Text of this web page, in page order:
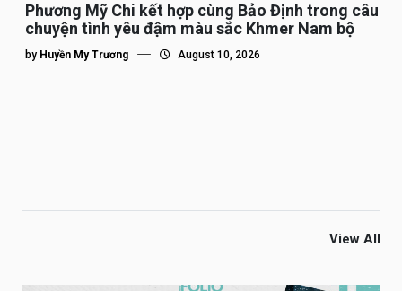
Phương Mỹ Chi kết hợp cùng Bảo Định trong câu
chuyện tình yêu đậm màu sắc Khmer Nam bộ
by Huyền My Trương August 10, 2026
View All